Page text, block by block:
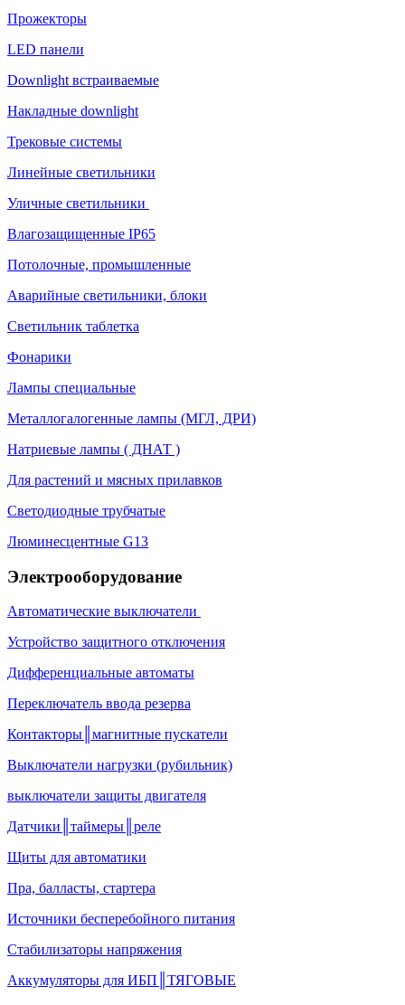
Прожекторы
LED панели
Downlight встраиваемые
Накладные downlight
Трековые системы
Линейные светильники
Уличные светильники
Влагозащищенные IP65
Потолочные, промышленные
Аварийные светильники, блоки
Светильник таблетка
Фонарики
Лампы специальные
Металлогалогенные лампы (МГЛ, ДРИ)
Натриевые лампы ( ДНАТ )
Для растений и мясных прилавков
Светодиодные трубчатые
Люминесцентные G13
Электрооборудование
Автоматические выключатели
Устройство защитного отключения
Дифференциальные автоматы
Переключатель ввода резерва
Контакторы║магнитные пускатели
Выключатели нагрузки (рубильник)
выключатели защиты двигателя
Датчики║таймеры║реле
Щиты для автоматики
Пра, балласты, стартера
Источники бесперебойного питания
Стабилизаторы напряжения
Аккумуляторы для ИБП║ТЯГОВЫЕ